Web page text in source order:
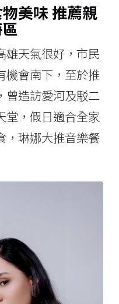
美味 推薦親
雄天氣很好，市民
機會南下，至於推
曾造訪愛河及駁二
堂，假日適合全家
，琳娜大推音樂餐